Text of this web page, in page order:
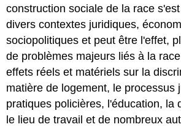
construction sociale de la race
divers contextes juridiques,
sociopolitiques et peut être l'effet,
de problèmes majeurs liés à la
effets réels et matériels sur la
matière de logement, le processus
pratiques policières, l'éducation, la
le lieu de travail et de nombreux